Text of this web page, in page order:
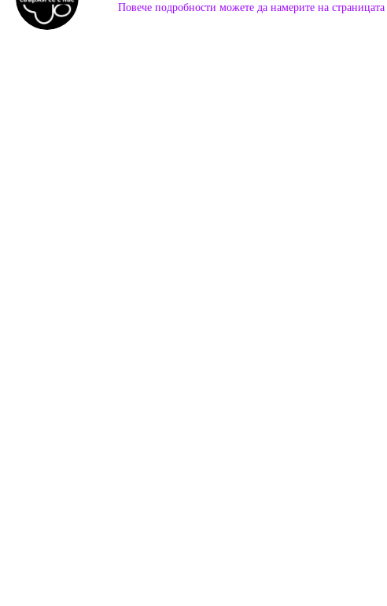
Онлайн магазин създаден с CartumПовече подробности можете да намерите на страницата